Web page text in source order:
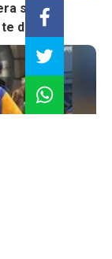
sin
dicen